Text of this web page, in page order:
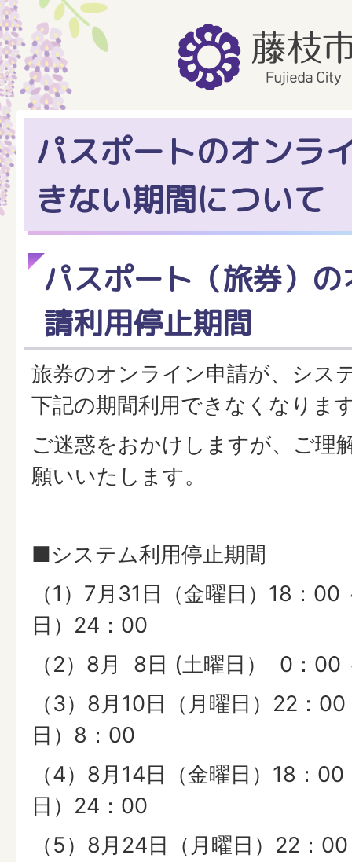
パスポートのオンラ
きない期間について
パスポート（旅券）
請利用停止期間
旅券のオンライン申請が、シス
下記の期間利用できなくなりま
ご迷惑をおかけしますが、ご理
願いいたします。
■システム利用停止期間
（1）7月31日（金曜日）18：
日）24：00
（2）8月 8日 (土曜日） 0：00
（3）8月10日（月曜日）22：
日）8：00
（4）8月14日（金曜日）18：
日）24：00
（5）8月24日（月曜日）22：